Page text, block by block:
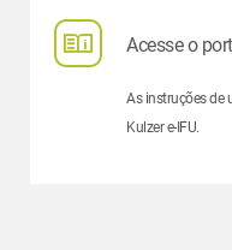
Acesse o
As instruções de
Kulzer e-IFU.